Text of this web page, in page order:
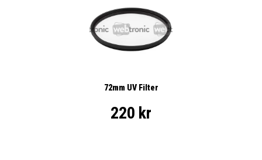
72mm UV Filter
220 kr